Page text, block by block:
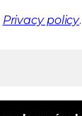
Privacy policy.